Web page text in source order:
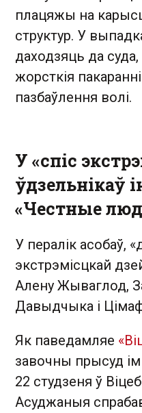
плацяжы на
структур. У
даходзяць да
жорсткія
пазбаўлення волі.
У «спіс
ўдзельнікаў
«Честные
У пералік асобаў,
экстрэмісцкай
Алену Жываглод,
Давыдчыка і
Як паведамляе
завочны прысуд
22 студзеня ў
Асуджаныя